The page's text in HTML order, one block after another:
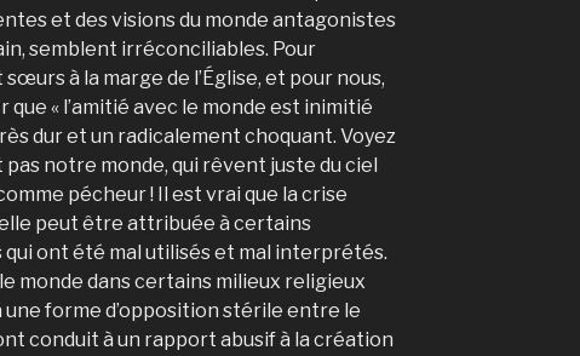
et des visions du monde antagonistes
semblent irréconciliables. Pour
à la marge de l’Église, et pour nous,
« l’amitié avec le monde est inimitié
dur et un radicalement choquant. Voyez
notre monde, qui rêvent juste du ciel
pécheur ! Il est vrai que la crise
peut être attribuée à certains
ont été mal utilisés et mal interprétés.
monde dans certains milieux religieux
forme d’opposition stérile entre le
conduit à un rapport abusif à la création